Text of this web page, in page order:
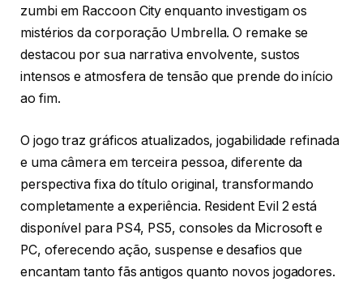
zumbi em Raccoon City enquanto investigam os
mistérios da corporação Umbrella. O remake se
destacou por sua narrativa envolvente, sustos
intensos e atmosfera de tensão que prende do início
ao fim.
O jogo traz gráficos atualizados, jogabilidade refinada
e uma câmera em terceira pessoa, diferente da
perspectiva fixa do título original, transformando
completamente a experiência. Resident Evil 2 está
disponível para PS4, PS5, consoles da Microsoft e
PC, oferecendo ação, suspense e desafios que
encantam tanto fãs antigos quanto novos jogadores.